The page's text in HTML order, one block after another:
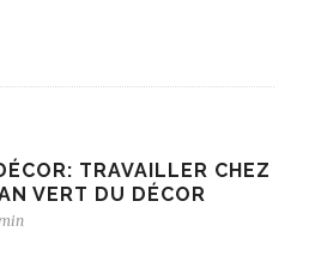
TRAVAILLER CHEZ
VERT DU DÉCOR